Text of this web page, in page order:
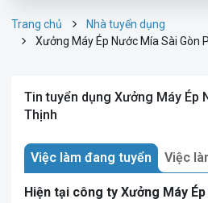
Trang chủ
Nhà tuyển dụng
Xưởng Máy Ép Nước Mía Sài Gòn
Tin tuyển dụng Xưởng Máy Ép
Thịnh
Việc làm đang tuyển Việc
Hiện tại công ty Xưởng Máy